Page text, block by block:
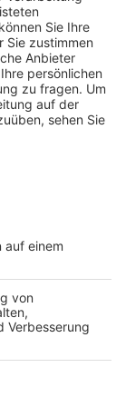
wird es
nur
Ort
und
Polizei nach
regelmäßig
an den